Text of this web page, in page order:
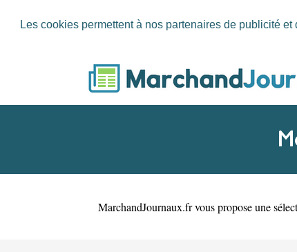
Les cookies permettent à nos partenaires de publicité
MarchandJournaux.frvous propose une